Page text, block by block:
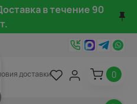
в течение 90
доставки 0